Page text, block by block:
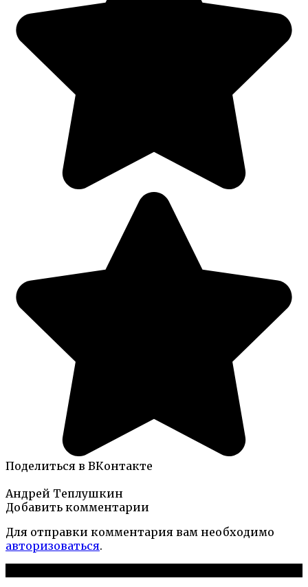
Поделиться в ВКонтакте
Андрей Теплушкин
Добавить комментарии
Для отправки комментария вам необходимо
авторизоваться.